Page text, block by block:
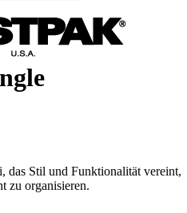
das Stil und Funktionalität vereint,
zu organisieren.